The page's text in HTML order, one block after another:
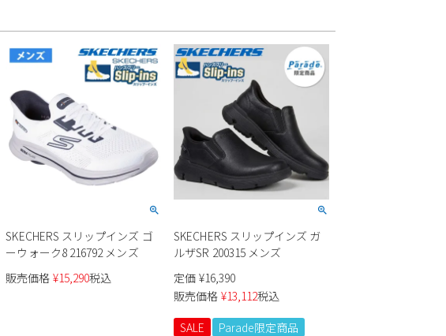
SKECHERS スリップインズ ゴ
ーウォーク8 216792 メンズ
販売価格 ¥15,290税込
SKECHERS スリップインズ ガ
ルザSR 200315 メンズ
定価 ¥16,390
販売価格 ¥13,112税込
SALE
Parade限定商品